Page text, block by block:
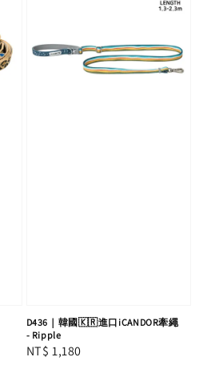
D436｜韓國🇰🇷進口iCANDOR牽繩
- Ripple
Regular
NT$ 1,180